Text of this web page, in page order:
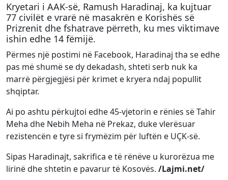
Kryetari i AAK-së, Ramush Haradinaj, ka kujtuar
77 civilët e vrarë në masakrën e Korishës së
Prizrenit dhe fshatrave përreth, ku mes viktimave
ishin edhe 14 fëmijë.
Përmes një postimi në Facebook, Haradinaj tha se edhe
pas më shumë se dy dekadash, shteti serb nuk ka
marrë përgjegjësi për krimet e kryera ndaj popullit
shqiptar.
Ai po ashtu përkujtoi edhe 45-vjetorin e rënies sëTahir
Meha dhe Nebih Meha në Prekaz, duke vlerësuar
rezistencën e tyre si frymëzim për luftën e UÇK-së.
Sipas Haradinajt, sakrifica e të rënëve u kurorëzua me
lirinë dhe shtetin e pavarur të Kosovës. /Lajmi.net/